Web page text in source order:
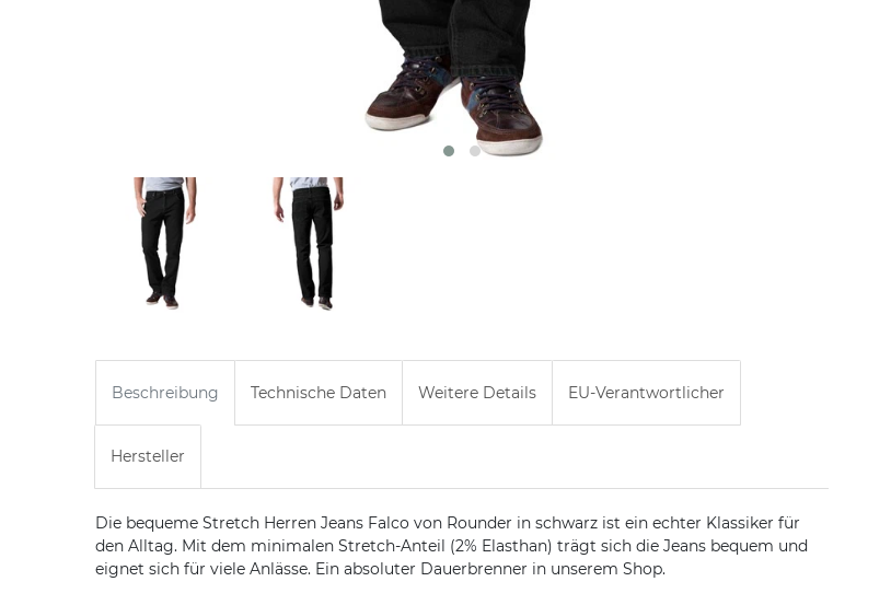
Beschreibung Technische Daten Weitere Details EU-Verantwortlicher
Hersteller
Die bequeme Stretch Herren Jeans Falco von Rounder in schwarz ist ein echter Klassiker für
den Alltag. Mit dem minimalen Stretch-Anteil (2% Elasthan) trägt sich die Jeans bequem und
eignet sich für viele Anlässe. Ein absoluter Dauerbrenner in unserem Shop.